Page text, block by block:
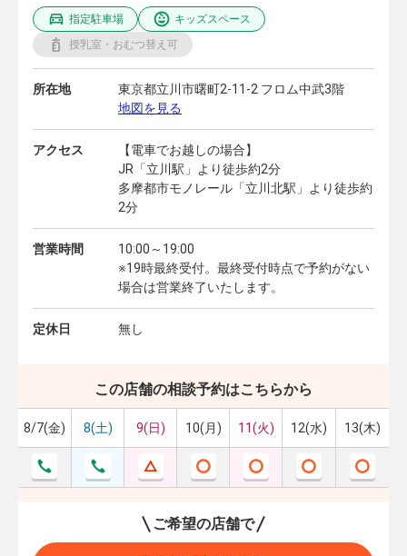
指定駐車場
キッズスペース
授乳室・おむつ替え可
所在地
東京都立川市曙町2-11-2 フロム中武3階
地図を見る
アクセス
【電車でお越しの場合】
JR「立川駅」より徒歩約2分
多摩都市モノレール「立川北駅」より徒歩約
2分
営業時間
10:00～19:00
※19時最終受付。最終受付時点で予約がない
場合は営業終了いたします。
定休日 無し
この店舗の相談予約はこちらから
8/7(金) 8(土) 9(日) 10(月) 11(火) 12(水) 13(木)
ご希望の店舗で